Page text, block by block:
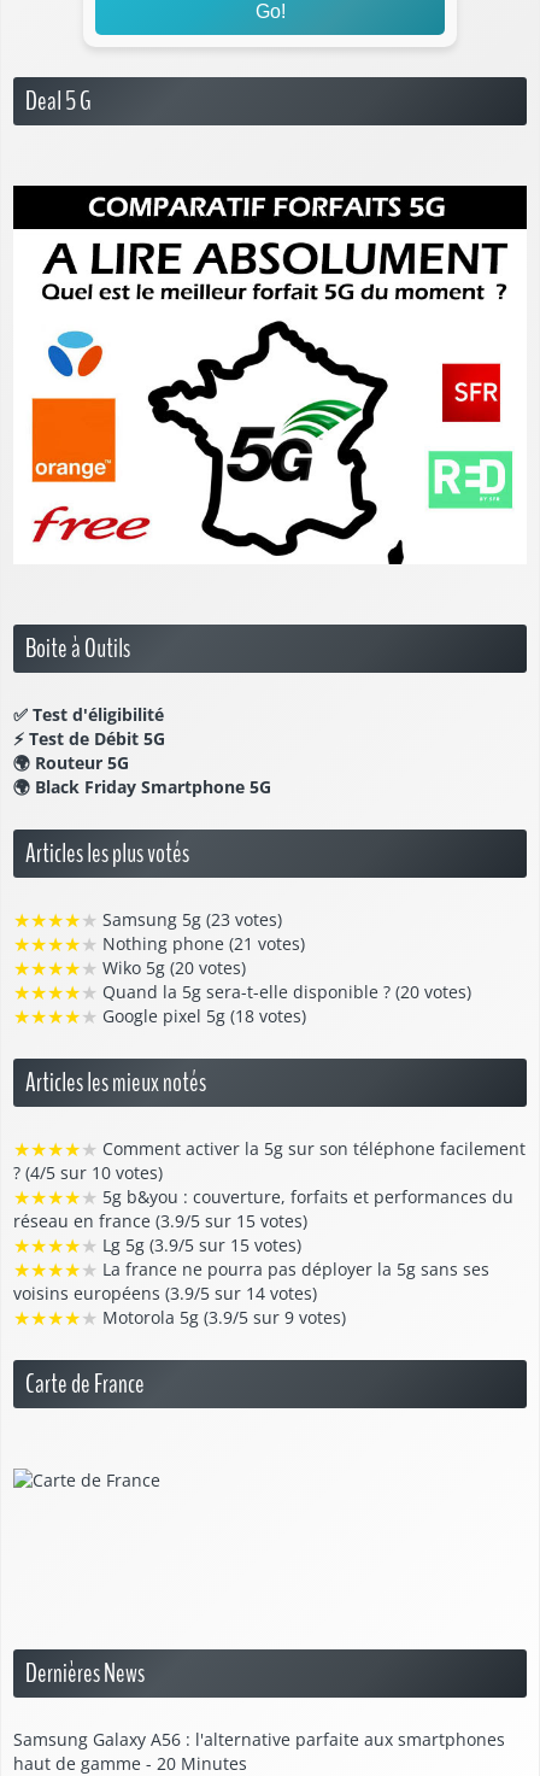
Go!
Deal 5 G
Boite à Outils
✅ Test d'éligibilité
⚡ Test de Débit 5G
🌍 Routeur 5G
🌍 Black Friday Smartphone 5G
Articles les plus votés
★★★★★ Samsung 5g (23 votes)
★★★★★ Nothing phone (21 votes)
★★★★★ Wiko 5g (20 votes)
★★★★★ Quand la 5g sera-t-elle disponible ? (20 votes)
★★★★★ Google pixel 5g (18 votes)
Articles les mieux notés
★★★★★ Comment activer la 5g sur son téléphone facilement
? (4/5 sur 10 votes)
★★★★★ 5g b&you : couverture, forfaits et performances du
réseau en france (3.9/5 sur 15 votes)
★★★★★ Lg 5g (3.9/5 sur 15 votes)
★★★★★ La france ne pourra pas déployer la 5g sans ses
voisins européens (3.9/5 sur 14 votes)
★★★★★ Motorola 5g (3.9/5 sur 9 votes)
Carte de France
Dernières News
Samsung Galaxy A56 : l'alternative parfaite aux smartphones
haut de gamme - 20 Minutes